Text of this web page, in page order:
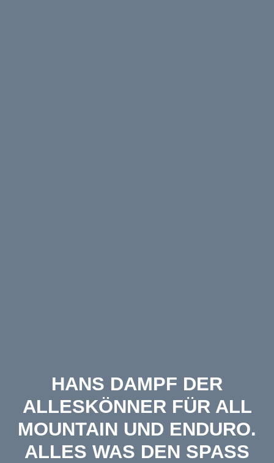
HANS DAMPF DER
ALLESKÖNNER FÜR ALL
MOUNTAIN UND ENDURO.
ALLES WAS DEN SPASS A